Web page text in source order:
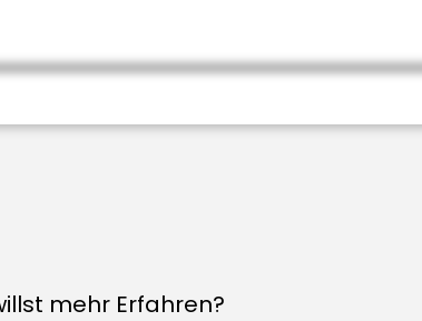
mehr Erfahren?